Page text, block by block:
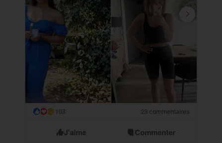
😮 103 23 commentaires
J'aime Commenter